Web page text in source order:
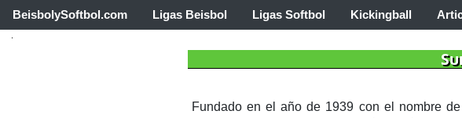
BeisbolySoftbol.com Ligas Beisbol Ligas Softbol Kickingball
Fundado en el año de 1939 con el nombre